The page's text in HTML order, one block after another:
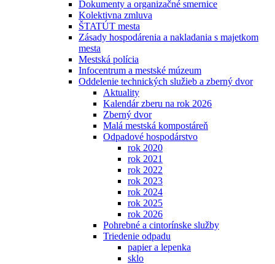
Dokumenty a organizačné smernice
Kolektivna zmluva
ŠTATÚT mesta
Zásady hospodárenia a nakladania s majetkom
mesta
Mestská polícia
Infocentrum a mestské múzeum
Oddelenie technických služieb a zberný dvor
Aktuality
Kalendár zberu na rok 2026
Zberný dvor
Malá mestská kompostáreň
Odpadové hospodárstvo
rok 2020
rok 2021
rok 2022
rok 2023
rok 2024
rok 2025
rok 2026
Pohrebné a cintorínske služby
Triedenie odpadu
papier a lepenka
sklo